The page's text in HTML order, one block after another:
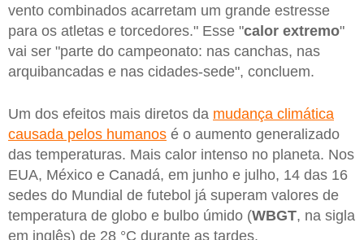
vento combinados acarretam um grande estresse
para os atletas e torcedores." Esse "calor extremo"
vai ser "parte do campeonato: nas canchas, nas
arquibancadas e nas cidades-sede", concluem.
Um dos efeitos mais diretos da mudança climática
causada pelos humanos é o aumento generalizado
das temperaturas. Mais calor intenso no planeta. Nos
EUA, México e Canadá, em junho e julho, 14 das 16
sedes do Mundial de futebol já superam valores de
temperatura de globo e bulbo úmido (WBGT, na sigla
em inglês) de 28 °C durante as tardes.